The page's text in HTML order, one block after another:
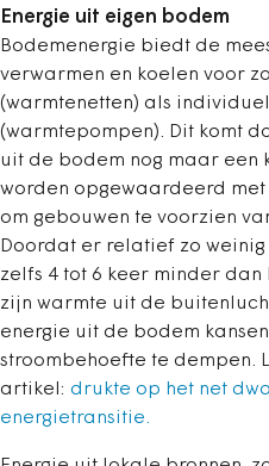
Energie uit eigen bodem
Bodemenergie biedt de
verwarmen en koelen voor
(warmtenetten) als
(warmtepompen). Dit komt
uit de bodem nog maar een
worden opgewaardeerd
om gebouwen te voorzien
Doordat er relatief zo
zelfs 4 tot 6 keer minder
zijn warmte uit de
energie uit de bodem
stroombehoefte te dempen.
artikel: drukte op het net
energietransitie.